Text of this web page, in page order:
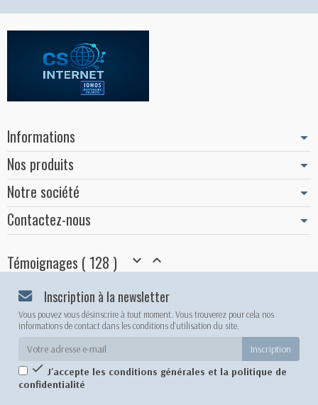
Informations
Nos produits
Notre société
Contactez-nous
Témoignages ( 128 )  
Inscription à la newsletter
Vous pouvez vous désinscrire à tout moment. Vous trouverez pour cela nos
informations de contact dans les conditions d'utilisation du site.
 J'accepte les conditions générales et la politique de
confidentialité